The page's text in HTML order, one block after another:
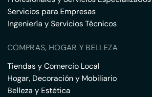
Servicios para Empresas
Ingeniería y Servicios Técnicos
COMPRAS, HOGAR Y BELLEZA
Tiendas y Comercio Local
Hogar, Decoración y Mobiliario
Belleza y Estética